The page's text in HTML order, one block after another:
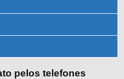
pelos telefones